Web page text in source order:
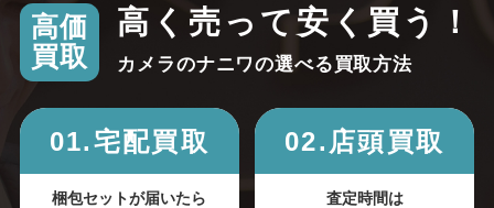
高価
買取
高く売って安く買う！
カメラのナニワの選べる買取方法
01.宅配買取
梱包セットが届いたら
02.店頭買取
査定時間は